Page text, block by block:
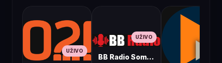
UŽIVO
UŽIVO
BB Radio Sombor